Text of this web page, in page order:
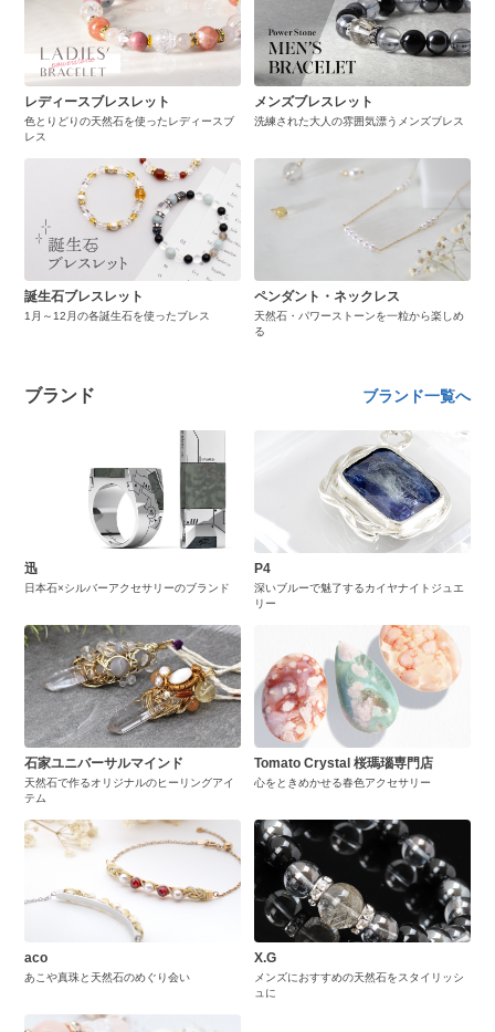
レディースブレスレット
色とりどりの天然石を使ったレディースブ
レス
メンズブレスレット
洗練された大人の雰囲気漂うメンズブレス
誕生石ブレスレット
1月～12月の各誕生石を使ったブレス
ペンダント・ネックレス
天然石・パワーストーンを一粒から楽しめ
る
ブランド ブランド一覧へ
迅
日本石×シルバーアクセサリーのブランド
P4
深いブルーで魅了するカイヤナイトジュエ
リー
石家ユニバーサルマインド
天然石で作るオリジナルのヒーリングアイ
テム
Tomato Crystal 桜瑪瑙専門店
心をときめかせる春色アクセサリー
aco
あこや真珠と天然石のめぐり会い
X.G
メンズにおすすめの天然石をスタイリッシ
ュに